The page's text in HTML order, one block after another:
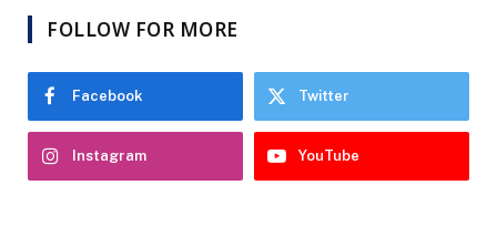
FOLLOW FOR MORE
Facebook Twitter
Instagram YouTube